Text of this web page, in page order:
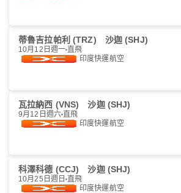
蒂魯吉拉帕利 (TRZ) 沙迦 (SHJ)
10月12日週一 直飛
印度快運航空
瓦拉納西 (VNS) 沙迦 (SHJ)
9月12日週六 直飛
印度快運航空
科澤科德 (CCJ) 沙迦 (SHJ)
10月25日週日 直飛
印度快運航空